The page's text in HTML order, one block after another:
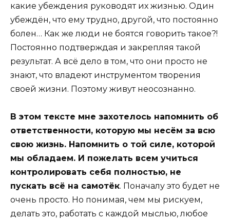
какие убеждения руководят их жизнью. Один
убеждён, что ему трудно, другой, что постоянно
болен… Как же люди не боятся говорить такое?!
Постоянно подтверждая и закрепляя такой
результат. А всё дело в том, что они просто не
знают, что владеют инструментом творения
своей жизни. Поэтому живут неосознанно.
В этом тексте мне захотелось напомнить об
ответственности, которую мы несём за всю
свою жизнь. Напомнить о той силе, которой
мы обладаем. И пожелать всем учиться
контролировать себя полностью, не
пускать всё на самотёк. Поначалу это будет не
очень просто. Но понимая, чем мы рискуем,
делать это, работать с каждой мыслью, любое